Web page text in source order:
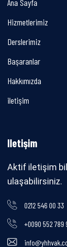
Ana Sayfa
Hizmetlerimiz
Derslerimiz
Başaranlar
Hakkımızda
iletişim
Iletişim
Aktif iletişim
ulaşabilirsiniz.
0212 546 00 33
+0090 552 789